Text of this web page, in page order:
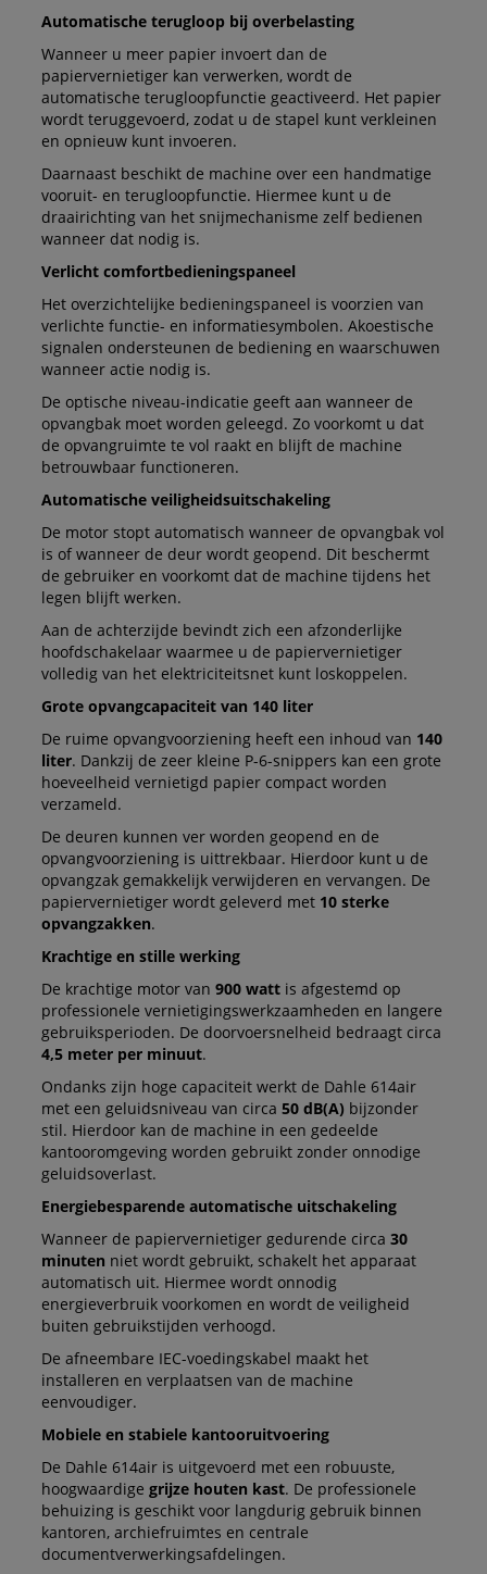
Automatische terugloop bij overbelasting
Wanneer u meer papier invoert dan de
papiervernietiger kan verwerken, wordt de
automatische terugloopfunctie geactiveerd. Het papier
wordt teruggevoerd, zodat u de stapel kunt verkleinen
en opnieuw kunt invoeren.
Daarnaast beschikt de machine over een handmatige
vooruit- en terugloopfunctie. Hiermee kunt u de
draairichting van het snijmechanisme zelf bedienen
wanneer dat nodig is.
Verlicht comfortbedieningspaneel
Het overzichtelijke bedieningspaneel is voorzien van
verlichte functie- en informatiesymbolen. Akoestische
signalen ondersteunen de bediening en waarschuwen
wanneer actie nodig is.
De optische niveau-indicatie geeft aan wanneer de
opvangbak moet worden geleegd. Zo voorkomt u dat
de opvangruimte te vol raakt en blijft de machine
betrouwbaar functioneren.
Automatische veiligheidsuitschakeling
De motor stopt automatisch wanneer de opvangbak vol
is of wanneer de deur wordt geopend. Dit beschermt
de gebruiker en voorkomt dat de machine tijdens het
legen blijft werken.
Aan de achterzijde bevindt zich een afzonderlijke
hoofdschakelaar waarmee u de papiervernietiger
volledig van het elektriciteitsnet kunt loskoppelen.
Grote opvangcapaciteit van 140 liter
De ruime opvangvoorziening heeft een inhoud van 140
liter. Dankzij de zeer kleine P-6-snippers kan een grote
hoeveelheid vernietigd papier compact worden
verzameld.
De deuren kunnen ver worden geopend en de
opvangvoorziening is uittrekbaar. Hierdoor kunt u de
opvangzak gemakkelijk verwijderen en vervangen. De
papiervernietiger wordt geleverd met 10 sterke
opvangzakken.
Krachtige en stille werking
De krachtige motor van 900 wattis afgestemd op
professionele vernietigingswerkzaamheden en langere
gebruiksperioden. De doorvoersnelheid bedraagt circa
4,5 meter per minuut.
Ondanks zijn hoge capaciteit werkt de Dahle 614air
met een geluidsniveau van circa 50 dB(A) bijzonder
stil. Hierdoor kan de machine in een gedeelde
kantooromgeving worden gebruikt zonder onnodige
geluidsoverlast.
Energiebesparende automatische uitschakeling
Wanneer de papiervernietiger gedurende circa 30
minuten niet wordt gebruikt, schakelt het apparaat
automatisch uit. Hiermee wordt onnodig
energieverbruik voorkomen en wordt de veiligheid
buiten gebruikstijden verhoogd.
De afneembare IEC-voedingskabel maakt het
installeren en verplaatsen van de machine
eenvoudiger.
Mobiele en stabiele kantooruitvoering
De Dahle 614air is uitgevoerd met een robuuste,
hoogwaardige grijze houten kast. De professionele
behuizing is geschikt voor langdurig gebruik binnen
kantoren, archiefruimtes en centrale
documentverwerkingsafdelingen.